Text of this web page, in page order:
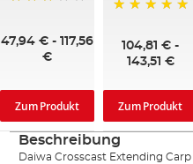
47,94 € -117,56
€
Zum Produkt
104,81 € -
143,51 €
Zum Produkt
Beschreibung
Daiwa Crosscast Extending